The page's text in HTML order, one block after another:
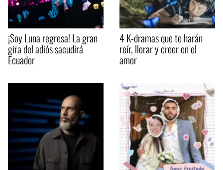
¡Soy Luna regresa! La gran
gira del adiós sacudirá
Ecuador
4 K-dramas que te harán
reír, llorar y creer en el
amor